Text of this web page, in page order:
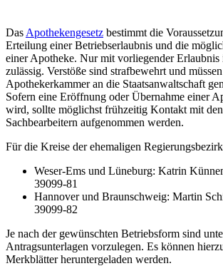
Das Apothekengesetz bestimmt die
Erteilung einer Betriebserlaubnis und die
einer Apotheke. Nur mit vorliegender Erlaubnis
zulässig. Verstöße sind strafbewehrt und
Apothekerkammer an die Staatsanwaltschaft
Sofern eine Eröffnung oder Übernahme einer
wird, sollte möglichst frühzeitig Kontakt mit
Sachbearbeitern aufgenommen werden.
Für die Kreise der ehemaligen
Weser-Ems und Lüneburg: Katrin
39099-81
Hannover und Braunschweig: Martin
39099-82
Je nach der gewünschten Betriebsform sind
Antragsunterlagen vorzulegen. Es können
Merkblätter heruntergeladen werden.